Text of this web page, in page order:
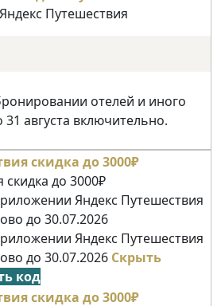
Путешествия
отелей и иного
августа включительно.
до 3000₽
Яндекс Путешествия
до 30.07.2026
Яндекс Путешествия
до 30.07.2026 Скрыть
код